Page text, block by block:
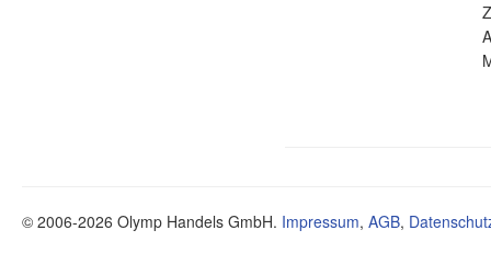
© 2006-2026 Olymp Handels GmbH. Impressum, AGB,